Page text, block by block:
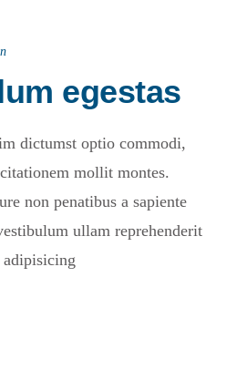
egestas
dictumst optio commodi,
mollit montes.
non penatibus a sapiente
ullam reprehenderit